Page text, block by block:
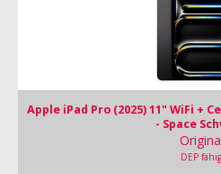
Apple iPad Pro (2025) 11" WiFi +
- Space
DEP fähig